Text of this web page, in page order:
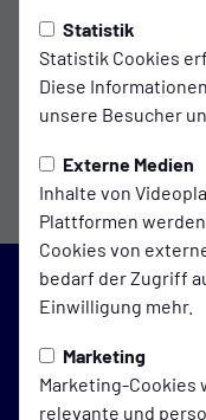
Statistik
Statistik Cookies
Diese
unsere Besucher
Externe Medien
Inhalte von
Plattformen
Cookies von
bedarf der Zugriff
Einwilligung mehr.
Marketing
Marketing-Cookies
relevante und
Trainer
Carsten
auf